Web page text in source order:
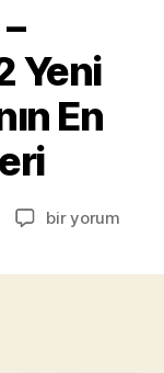
Yeni
En
CTIA
bir yorum